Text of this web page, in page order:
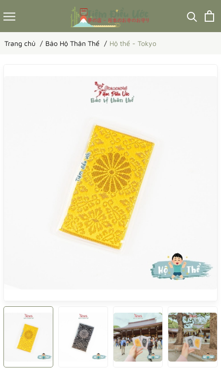
Trang chủ Bảo Hộ Thân Thể Hộ thể - Tokyo